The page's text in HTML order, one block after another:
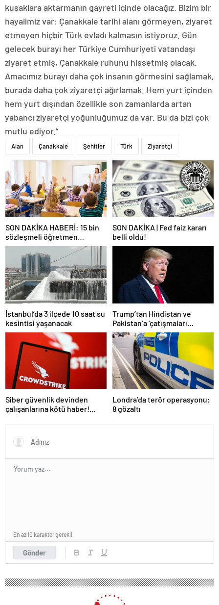
kuşaklara aktarmanın gayreti içinde olacağız. Bizim bir
hayalimiz var: Çanakkale tarihi alanı görmeyen, ziyaret
etmeyen hiçbir Türk evladı kalmasın istiyoruz. Gün
gelecek burayı her Türkiye Cumhuriyeti vatandaşı
ziyaret etmiş, Çanakkale ruhunu hissetmiş olacak.
Amacımız burayı daha çok insanın görmesini sağlamak,
burada daha çok ziyaretçi ağırlamak. Hem yurt içinden
hem yurt dışından özellikle son zamanlarda artan
yabancı ziyaretçi yoğunluğumuz da var. Bu da bizi çok
mutlu ediyor.”
Alan Çanakkale Şehitler Türk Ziyaretçi
SON DAKİKA HABERİ: 15 bin
sözleşmeli öğretmen
atamasında sözlü sınava hak
kazanan adaylar açıklandı
SON DAKİKA | Fed faiz kararı
belli oldu!
İstanbul’da 3 ilçede 10 saat su
kesintisi yaşanacak
Trump’tan Hindistan ve
Pakistan’a ‘çatışmaları
durdurun’ çağrısı
Siber güvenlik devinden
çalışanlarına kötü haber!
Londra’da terör operasyonu:
8 gözaltı
Gönder
En az 10 karakter gerekli